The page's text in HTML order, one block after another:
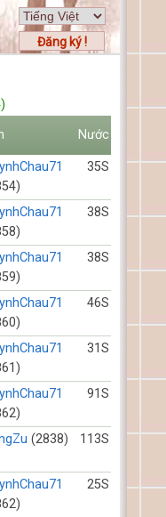
Đăng ký !
Nước
35S
38S
38S
46S
31S
91S
(2838) 113S
25S